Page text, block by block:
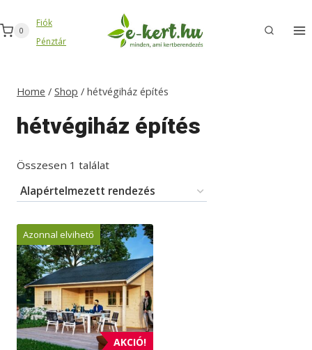
to
content
0
Fiók
Pénztár
Home / Shop / hétvégiház építés
hétvégiház építés
Összesen 1 találat
AKCIÓ!
Azonnal elvihető